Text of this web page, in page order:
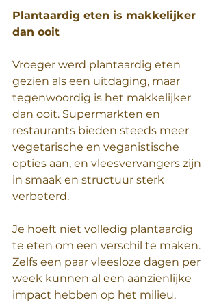
Plantaardig eten is makkelijker
dan ooit
Vroeger werd plantaardig eten
gezien als een uitdaging, maar
tegenwoordig is het makkelijker
dan ooit. Supermarkten en
restaurants bieden steeds meer
vegetarische en veganistische
opties aan, en vleesvervangers zijn
in smaak en structuur sterk
verbeterd.
Je hoeft niet volledig plantaardig
te eten om een verschil te maken.
Zelfs een paar vleesloze dagen per
week kunnen al een aanzienlijke
impact hebben op het milieu.